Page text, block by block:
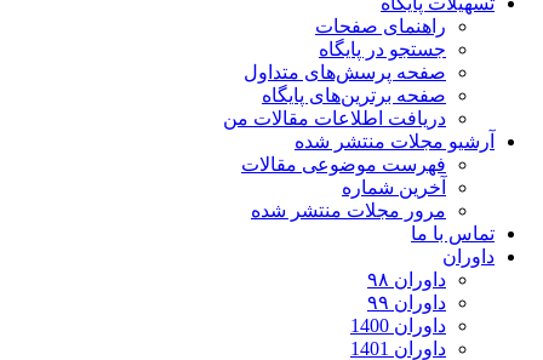
راهنمای صفحات
جستجو در پایگاه
صفحه پرسش‌های متداول
صفحه برترین‌های پایگاه
دریافت اطلاعات مقالات من
آرشیو مجلات منتشر شده
فهرست موضوعی مقالات
آخرین شماره
مرور مجلات منتشر شده
تماس با ما
داوران
داوران ۹۸
داوران ۹۹
داوران 1400
داوران 1401